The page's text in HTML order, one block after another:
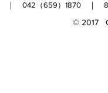
｜ 042（659）1870 ｜ 81-
© 2017